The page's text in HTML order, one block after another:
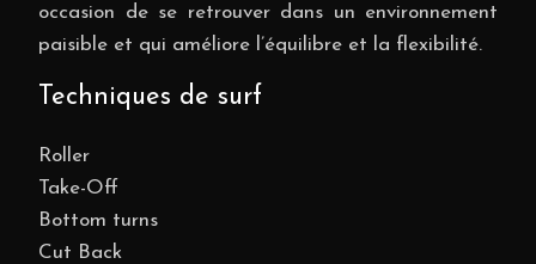
occasion de se retrouver dans un environnement
paisible et qui améliore l’équilibre et la flexibilité.
Techniques de surf
Roller
Take-Off
Bottom turns
Cut Back